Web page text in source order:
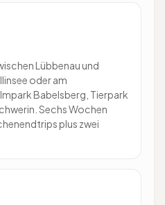
Lübbenau und
oder am
Babelsberg, Tierpark
Sechs Wochen
plus zwei